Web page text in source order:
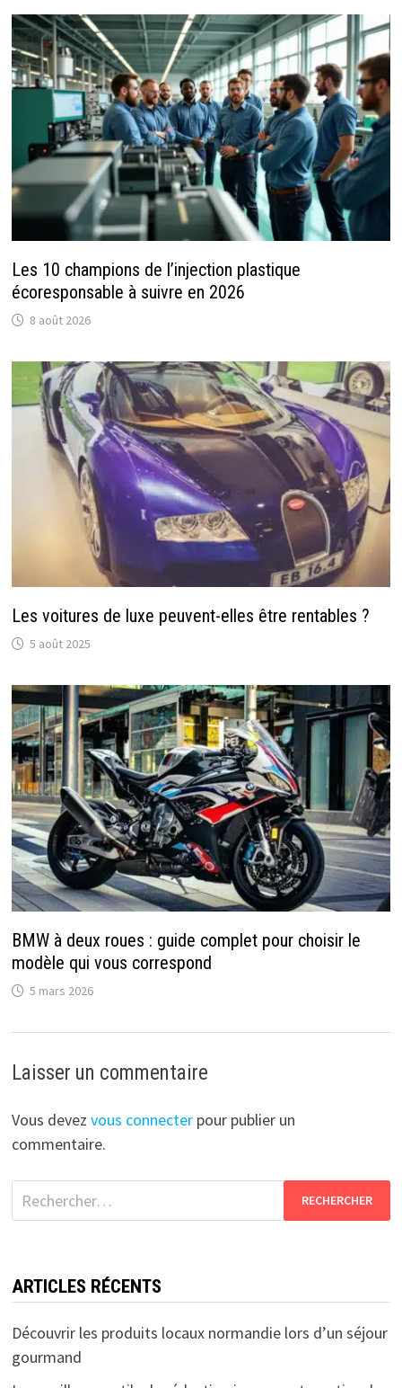
Les 10 champions de l’injection plastique
écoresponsable à suivre en 2026
8 août 2026
Les voitures de luxe peuvent-elles être rentables ?
5 août 2025
BMW à deux roues : guide complet pour choisir le
modèle qui vous correspond
5 mars 2026
Laisser un commentaire
Vous devez vous connecterpour publier un
commentaire.
Rechercher :
ARTICLES RÉCENTS
Découvrir les produits locaux normandie lors d’un séjour
gourmand